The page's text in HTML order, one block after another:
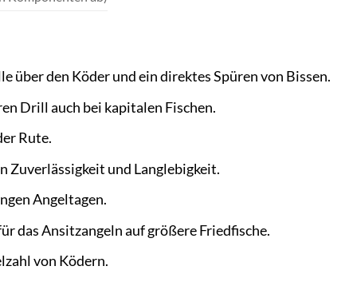
den Köder und ein direktes Spüren von Bissen.
Drill auch bei kapitalen Fischen.
Rute.
Zuverlässigkeit und Langlebigkeit.
Angeltagen.
das Ansitzangeln auf größere Friedfische.
von Ködern.